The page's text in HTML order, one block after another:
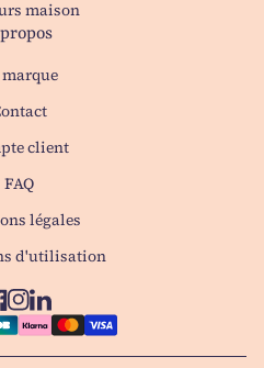
maison
client(le lien s'ouvre dans un
FAQ
légales
d'utilisation
Facebook
(le lien s'ouvre dans un nouvel
Instagram
(le lien s'ouvre dans un
LinkedIn
(le lien s'ouvre dans un
Modes de paiement